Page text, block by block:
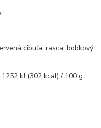
cibuľa, rasca, bobkový
kJ (302 kcal) / 100 g